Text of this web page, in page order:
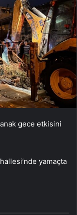
gece etkisini
yamaçta